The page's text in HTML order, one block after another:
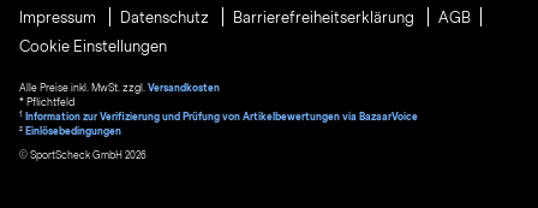
Impressum Datenschutz Barrierefreiheitserklärung
AGB
Cookie Einstellungen
Alle Preise inkl. MwSt. zzgl. Versandkosten
* Pflichtfeld
1
Information zur Verifizierung und Prüfung von Artikelbewertungen via BazaarVoice
² Einlösebedingungen
© SportScheck GmbH 2026